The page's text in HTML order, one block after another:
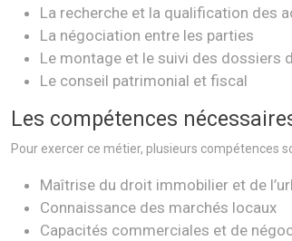
La recherche et la qualification des
La négociation entre les parties
Le montage et le suivi des dossiers
Le conseil patrimonial et fiscal
Les compétences
Pour exercer ce métier, plusieurs compétences
Maîtrise du droit immobilier et de
Connaissance des marchés locaux
Capacités commerciales et de